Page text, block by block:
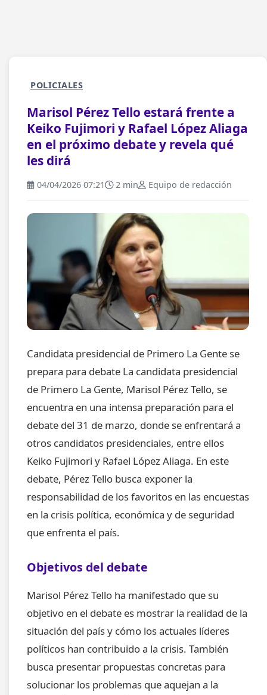
POLICIALES
Marisol Pérez Tello estará frente a
Keiko Fujimori y Rafael López Aliaga
en el próximo debate y revela qué
les dirá
04/04/2026 07:21 2 min Equipo de redacción
Candidata presidencial de Primero La Gente se
prepara para debate La candidata presidencial
de Primero La Gente, Marisol Pérez Tello, se
encuentra en una intensa preparación para el
debate del 31 de marzo, donde se enfrentará a
otros candidatos presidenciales, entre ellos
Keiko Fujimori y Rafael López Aliaga. En este
debate, Pérez Tello busca exponer la
responsabilidad de los favoritos en las encuestas
en la crisis política, económica y de seguridad
que enfrenta el país.
Objetivos del debate
Marisol Pérez Tello ha manifestado que su
objetivo en el debate es mostrar la realidad de la
situación del país y cómo los actuales líderes
políticos han contribuido a la crisis. También
busca presentar propuestas concretas para
solucionar los problemas que aquejan a la